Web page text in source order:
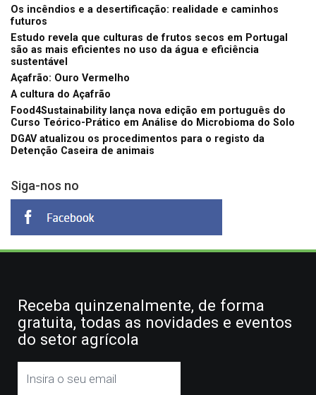
Os incêndios e a desertificação: realidade e caminhos
futuros
Estudo revela que culturas de frutos secos em Portugal
são as mais eficientes no uso da água e eficiência
sustentável
Açafrão: Ouro Vermelho
A cultura do Açafrão
Food4Sustainability lança nova edição em português do
Curso Teórico-Prático em Análise do Microbioma do Solo
DGAV atualizou os procedimentos para o registo da
Detenção Caseira de animais
Siga-nos no
Receba quinzenalmente, de forma
gratuita, todas as novidades e eventos
do setor agrícola